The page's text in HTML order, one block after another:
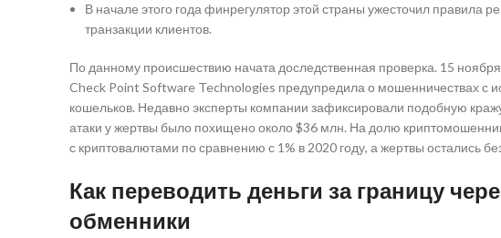
В начале этого года финрегулятор этой страны ужесточил правила
транзакции клиентов.
По данному происшествию начата доследственная проверка. 15
Check Point Software Technologies предупредила о мошенничествах с
кошельков. Недавно эксперты компании зафиксировали подобную
атаки у жертвы было похищено около $36 млн. На долю
с криптовалютами по сравнению с 1% в 2020 году, а жертвы остались
Как переводить деньги за границу
обменники